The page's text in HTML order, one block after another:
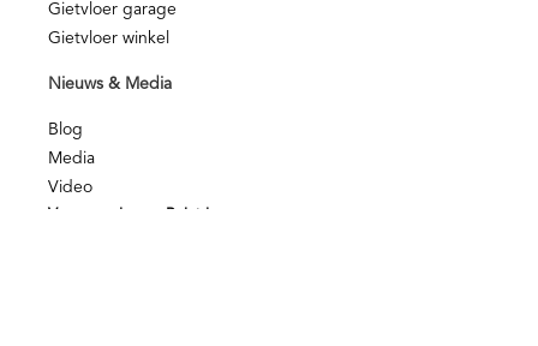
Gietvloer garage
Gietvloer winkel
Nieuws & Media
Blog
Media
Video